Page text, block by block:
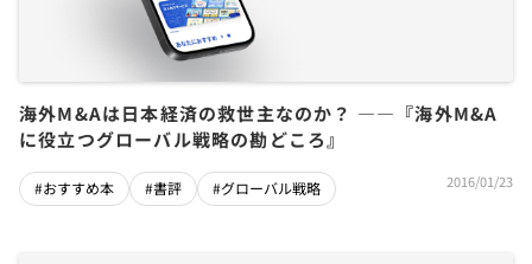
海外M&Aは日本経済の救世主なのか？ ――『海外M&A
に役立つグローバル戦略の勘どころ』
#おすすめ本 #書評 #グローバル戦略 2016/01/23